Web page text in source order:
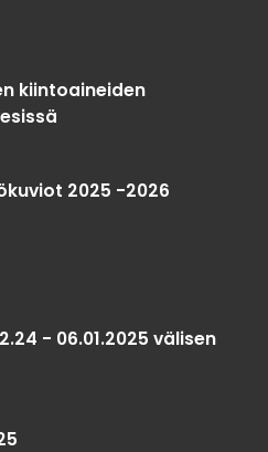
kiintoaineiden
2025 -2026
- 06.01.2025 välisen